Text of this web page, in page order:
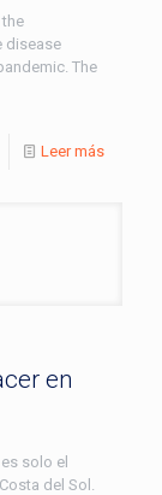
disease
The
Leer más
en
solo el
del Sol.